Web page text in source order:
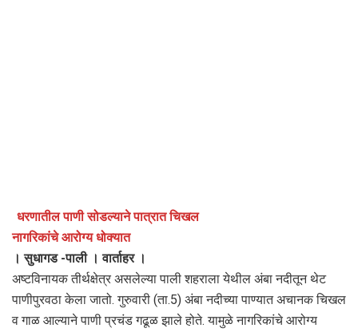
धरणातील पाणी सोडल्याने पात्रात चिखल
नागरिकांचे आरोग्य धोक्यात
। सुधागड -पाली । वार्ताहर ।
अष्टविनायक तीर्थक्षेत्र असलेल्या पाली शहराला येथील अंबा नदीतून थेट
पाणीपुरवठा केला जातो. गुरुवारी (ता.5) अंबा नदीच्या पाण्यात अचानक चिखल
व गाळ आल्याने पाणी प्रचंड गढूळ झाले होते. यामुळे नागरिकांचे आरोग्य